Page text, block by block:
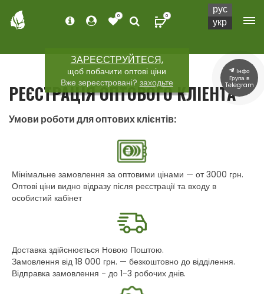
ЗАРЕЄСТРУЙТЕСЯ,
щоб побачити оптові ціни
Вже зереєстровані? заходьте
0 0
РЕЄСТРАЦІЯ ОПТОВОГО КЛІЕНТА
Умови роботи для оптових клієнтів:
Мінімальне замовлення за оптовими цінами — от 3000 грн.
Оптові ціни видно відразу після реєстрації та входу в
особистий кабінет
Доставка здійснюється Новою Поштою.
Замовлення від 18 000 грн. — безкоштовно до відділення.
Відправка замовлення - до 1-3 робочих днів.
рус
укр
Інфо
Група в
Telegram